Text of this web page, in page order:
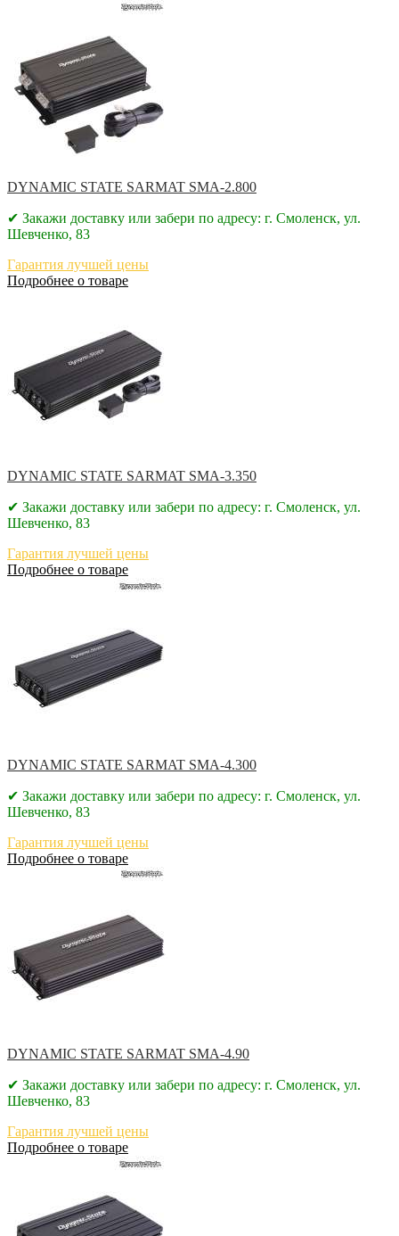
DYNAMIC STATE SARMAT SMA-2.800
✔ Закажи доставку или забери по адресу: г. Смоленск, ул.
Шевченко, 83
Гарантия лучшей цены
Подробнее о товаре
DYNAMIC STATE SARMAT SMA-3.350
✔ Закажи доставку или забери по адресу: г. Смоленск, ул.
Шевченко, 83
Гарантия лучшей цены
Подробнее о товаре
DYNAMIC STATE SARMAT SMA-4.300
✔ Закажи доставку или забери по адресу: г. Смоленск, ул.
Шевченко, 83
Гарантия лучшей цены
Подробнее о товаре
DYNAMIC STATE SARMAT SMA-4.90
✔ Закажи доставку или забери по адресу: г. Смоленск, ул.
Шевченко, 83
Гарантия лучшей цены
Подробнее о товаре